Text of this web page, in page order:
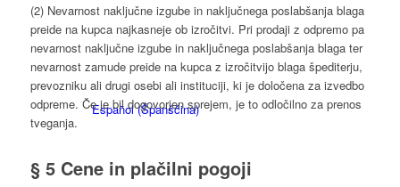
Español(Španščina)
(2) Nevarnost naključne izgube in naključnega poslabšanja blaga
preide na kupca najkasneje ob izročitvi. Pri prodaji z odpremo pa
nevarnost naključne izgube in naključnega poslabšanja blaga ter
nevarnost zamude preide na kupca z izročitvijo blaga špediterju,
prevozniku ali drugi osebi ali instituciji, ki je določena za izvedbo
odpreme. Če je bil dogovorjen sprejem, je to odločilno za prenos
tveganja.
§ 5 Cene in plačilni pogoji